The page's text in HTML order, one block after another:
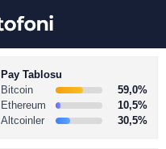
Pay Tablosu
Bitcoin
59,0%
Ethereum
10,5%
Altcoinler
30,5%